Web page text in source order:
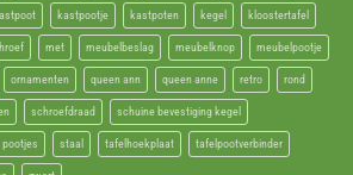
kastpootje kastpoten kegel kloostertafel
met meubelbeslag meubelknop meubelpootje
ornamenten queen ann queen anne retro rond
schroefdraad schuine bevestiging kegel
staal tafelhoekplaat tafelpootverbinder